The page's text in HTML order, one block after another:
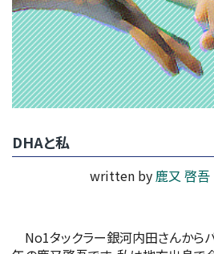
DHAと私
written by鹿又 啓吾
No1タックラー銀河内田さんから